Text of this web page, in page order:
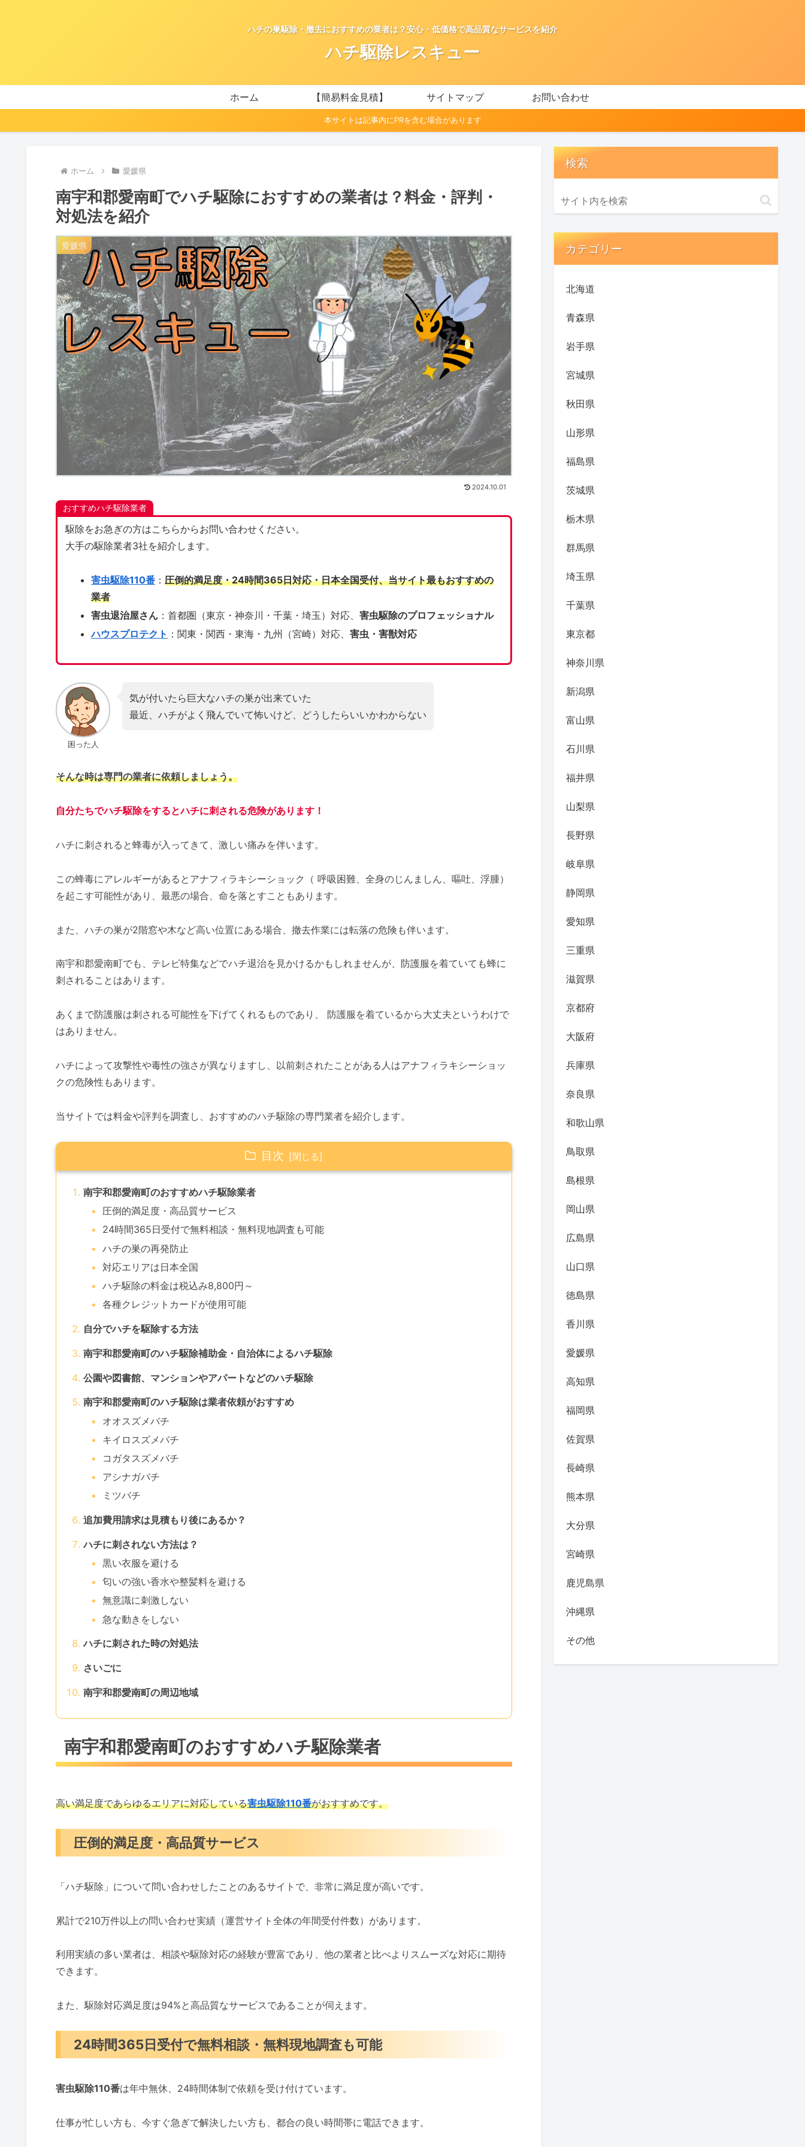
ハチの巣駆除・撤去におすすめの業者は？安心・低価格で高品質なサービスを紹介
ハチ駆除レスキュー
ホーム 【簡易料金見積】 サイトマップ お問い合わせ
本サイトは記事内にPRを含む場合があります
ホーム 愛媛県
南宇和郡愛南町でハチ駆除におすすめの業者は？料金・評判・
対処法を紹介
愛媛県
2024.10.01
おすすめハチ駆除業者
駆除をお急ぎの方はこちらからお問い合わせください。
大手の駆除業者3社を紹介します。
害虫駆除110番： 圧倒的満足度・24時間365日対応・日本全国受付、当サイト最もおすすめの
業者
害虫退治屋さん：首都圏（東京・神奈川・千葉・埼玉）対応、 害虫駆除のプロフェッショナル
ハウスプロテクト ：関東・関西・東海・九州（宮崎）対応、 害虫・害獣対応
困った人
気が付いたら巨大なハチの巣が出来ていた
最近、ハチがよく飛んでいて怖いけど、どうしたらいいかわからない
そんな時は専門の業者に依頼しましょう。
自分たちでハチ駆除をするとハチに刺される危険があります！
ハチに刺されると蜂毒が入ってきて、激しい痛みを伴います。
この蜂毒にアレルギーがあるとアナフィラキシーショック（ 呼吸困難、全身のじんましん、嘔吐、浮腫）
を起こす可能性があり、最悪の場合、命を落とすこともあります。
また、ハチの巣が2階窓や木など高い位置にある場合、撤去作業には転落の危険も伴います。
南宇和郡愛南町でも、テレビ特集などでハチ退治を見かけるかもしれませんが、防護服を着ていても蜂に
刺されることはあります。
あくまで防護服は刺される可能性を下げてくれるものであり、 防護服を着ているから大丈夫というわけで
はありません。
ハチによって攻撃性や毒性の強さが異なりますし、以前刺されたことがある人はアナフィラキシーショッ
クの危険性もあります。
当サイトでは料金や評判を調査し、おすすめのハチ駆除の専門業者を紹介します。
目次
南宇和郡愛南町のおすすめハチ駆除業者
圧倒的満足度・高品質サービス
24時間365日受付で無料相談・無料現地調査も可能
ハチの巣の再発防止
対応エリアは日本全国
ハチ駆除の料金は税込み8,800円～
各種クレジットカードが使用可能
自分でハチを駆除する方法
南宇和郡愛南町のハチ駆除補助金・自治体によるハチ駆除
公園や図書館、マンションやアパートなどのハチ駆除
南宇和郡愛南町のハチ駆除は業者依頼がおすすめ
オオスズメバチ
キイロスズメバチ
コガタスズメバチ
アシナガバチ
ミツバチ
追加費用請求は見積もり後にあるか？
ハチに刺されない方法は？
黒い衣服を避ける
匂いの強い香水や整髪料を避ける
無意識に刺激しない
急な動きをしない
ハチに刺された時の対処法
さいごに
南宇和郡愛南町の周辺地域
南宇和郡愛南町のおすすめハチ駆除業者
高い満足度であらゆるエリアに対応している害虫駆除110番がおすすめです。
圧倒的満足度・高品質サービス
「ハチ駆除」について問い合わせしたことのあるサイトで、非常に満足度が高いです。
累計で210万件以上の問い合わせ実績（運営サイト全体の年間受付件数）があります。
利用実績の多い業者は、相談や駆除対応の経験が豊富であり、他の業者と比べよりスムーズな対応に期待
できます。
また、駆除対応満足度は94%と高品質なサービスであることが伺えます。
24時間365日受付で無料相談・無料現地調査も可能
害虫駆除110番は年中無休、24時間体制で依頼を受け付けています。
仕事が忙しい方も、今すぐ急ぎで解決したい方も、都合の良い時間帯に電話できます。
検索
カテゴリー
北海道
青森県
岩手県
宮城県
秋田県
山形県
福島県
茨城県
栃木県
群馬県
埼玉県
千葉県
東京都
神奈川県
新潟県
富山県
石川県
福井県
山梨県
長野県
岐阜県
静岡県
愛知県
三重県
滋賀県
京都府
大阪府
兵庫県
奈良県
和歌山県
鳥取県
島根県
岡山県
広島県
山口県
徳島県
香川県
愛媛県
高知県
福岡県
佐賀県
長崎県
熊本県
大分県
宮崎県
鹿児島県
沖縄県
その他